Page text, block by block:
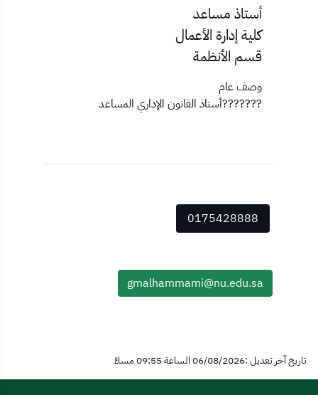
أستاذ مساعد
كلية إدارة الأعمال
قسم الأنظمة
وصف عام
???????أستاذ القانون الإداري المساعد
0175428888
gmalhammami@nu.edu.sa
تاريخ آخر تعديل :06/08/2026 الساعة 09:55 مساءً